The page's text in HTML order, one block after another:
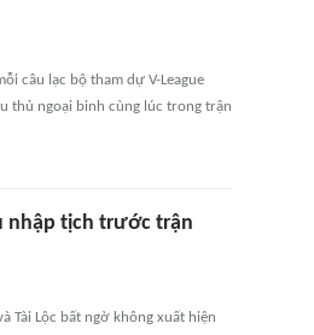
câu lạc bộ tham dự V-League
thủ ngoại binh cùng lúc trong trận
nhập tịch trước trận
Tài Lộc bất ngờ không xuất hiện